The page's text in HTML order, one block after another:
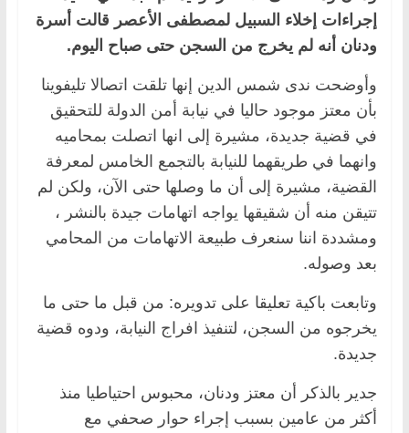
إجراءات إخلاء السبيل لمصطفى الأعصر قالت أسرة
ودنان أنه لم يخرج من السجن حتى صباح اليوم.
وأوضحت ندى شمس الدين إنها تلقت اتصالا تليفوينا
بأن معتز موجود حاليا في نيابة أمن الدولة للتحقيق
في قضية جديدة، مشيرة إلى انها اتصلت بمحاميه
وانهما في طريقهما للنيابة بالتجمع الخامس لمعرفة
القضية، مشيرة إلى أن ما وصلها حتى الآن، ولكن لم
تتيقن منه أن شقيقها يواجه اتهامات جيدة بالنشر ،
ومشددة اننا سنعرف طبيعة الاتهامات من المحامي
بعد وصوله.
وتابعت باكية تعليقا على تدويره: من قبل ما حتى ما
يخرجوه من السجن، لتنفيذ افراج النيابة، ودوه قضية
جديدة.
جدير بالذكر أن معتز ودنان، محبوس احتياطيا منذ
أكثر من عامين بسبب إجراء حوار صحفي مع